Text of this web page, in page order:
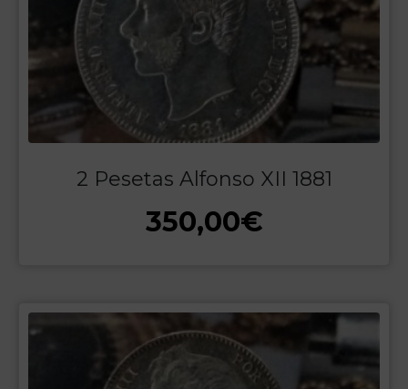
2 Pesetas Alfonso XII 1881
350,00€